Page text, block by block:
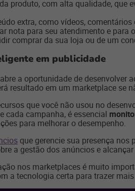
produto, com alta qualidade,
extra, como vídeos, comentários
nota para seu atendimento e
comprar da sua loja ou de um
em publicidade
a oportunidade de
resultado em um marketplace se
que você não usou no
cada campanha, é essencial
para melhorar o desempenho.
que gerencie sua presença
a gestão dos anúncios e
nos marketplaces é muito
a tecnologia certa para trazer